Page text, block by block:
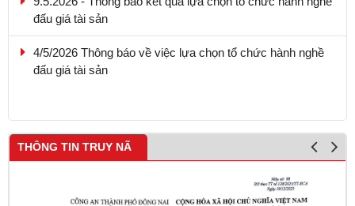
đấu giá tài sản
đấu giá tài sản
THÔNG TIN TRUY NÃ